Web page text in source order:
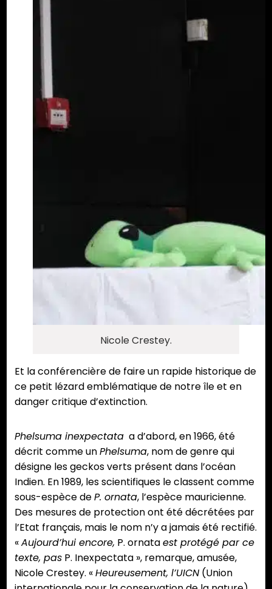
Nicole Crestey.
Et la conférencière de faire un rapide historique de
ce petit lézard emblématique de notre île et en
danger critique d’extinction.
Phelsuma inexpectata a d’abord, en 1966, été
décrit comme unPhelsuma, nom de genre qui
désigne les geckos verts présent dans l’océan
Indien. En 1989, les scientifiques le classent comme
sous-espèce deP. ornata, l’espèce mauricienne.
Des mesures de protection ont été décrétées par
l’Etat français, mais le nom n’y a jamais été rectifié.
«Aujourd’hui encore, P. ornataest protégé par ce
texte, pas P. Inexpectata », remarque, amusée,
Nicole Crestey. «Heureusement, l’UICN (Union